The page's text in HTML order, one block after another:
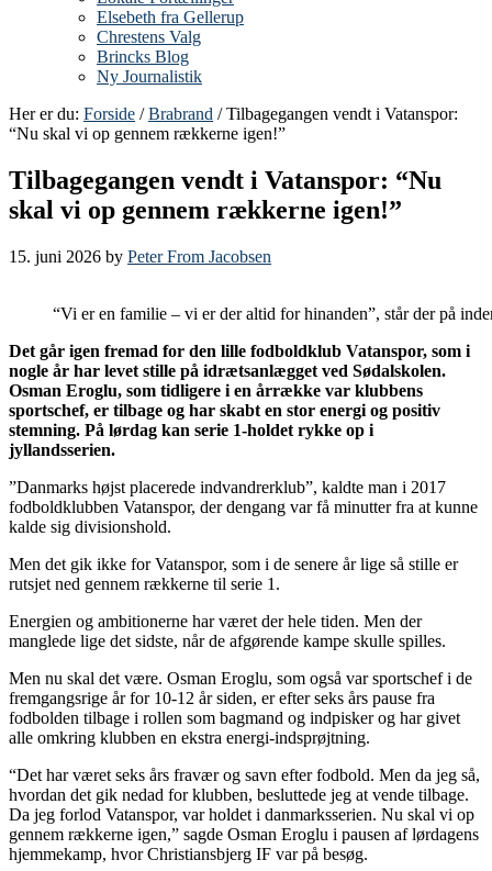
Elsebeth fra Gellerup
Chrestens Valg
Brincks Blog
Ny Journalistik
Her er du: Forside /Brabrand / Tilbagegangen vendt i Vatanspor:
“Nu skal vi op gennem rækkerne igen!”
Tilbagegangen vendt i Vatanspor: “Nu
skal vi op gennem rækkerne igen!”
15. juni 2026 by Peter From Jacobsen
“Vi er en familie – vi er der altid for hinanden”, står der på
Det går igen fremad for den lille fodboldklub Vatanspor, som i
nogle år har levet stille på idrætsanlægget ved Sødalskolen.
Osman Eroglu, som tidligere i en årrække var klubbens
sportschef, er tilbage og har skabt en stor energi og positiv
stemning. På lørdag kan serie 1-holdet rykke op i
jyllandsserien.
”Danmarks højst placerede indvandrerklub”, kaldte man i 2017
fodboldklubben Vatanspor, der dengang var få minutter fra at kunne
kalde sig divisionshold.
Men det gik ikke for Vatanspor, som i de senere år lige så stille er
rutsjet ned gennem rækkerne til serie 1.
Energien og ambitionerne har været der hele tiden. Men der
manglede lige det sidste, når de afgørende kampe skulle spilles.
Men nu skal det være. Osman Eroglu, som også var sportschef i de
fremgangsrige år for 10-12 år siden, er efter seks års pause fra
fodbolden tilbage i rollen som bagmand og indpisker og har givet
alle omkring klubben en ekstra energi-indsprøjtning.
“Det har været seks års fravær og savn efter fodbold. Men da jeg så,
hvordan det gik nedad for klubben, besluttede jeg at vende tilbage.
Da jeg forlod Vatanspor, var holdet i danmarksserien. Nu skal vi op
gennem rækkerne igen,” sagde Osman Eroglu i pausen af lørdagens
hjemmekamp, hvor Christiansbjerg IF var på besøg.